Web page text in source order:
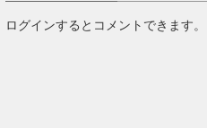
ログインするとコメントできます。